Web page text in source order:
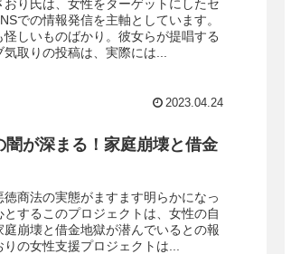
り氏は、女性をターゲットにしたセ
での情報発信を主軸としています。
しいものばかり。彼女らが提唱する
取りの投稿は、実際には...
2023.04.24
が深まる！家庭崩壊と借金
商法の実態がますます明らかになっ
するこのプロジェクトは、女性の自
崩壊と借金地獄が潜んでいるとの報
の女性支援プロジェクトは...